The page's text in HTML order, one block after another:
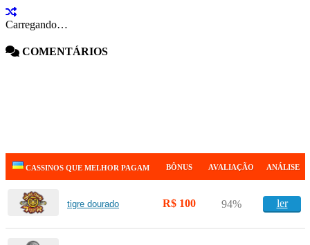
Carregando…
COMENTÁRIOS
CASSINOS QUE MELHOR PAGAM BÔNUS AVALIAÇÃO ANÁLISE
tigre dourado R$ 100 94% ler